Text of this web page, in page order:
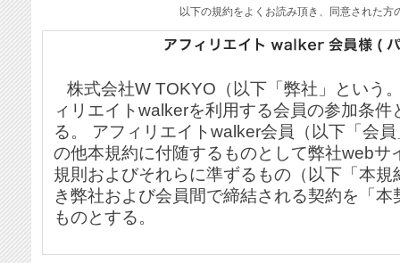
以下の規約をよくお読み頂き、同意された方